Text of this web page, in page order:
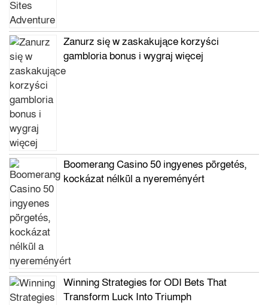
Zanurz się w zaskakujące korzyści
gambloria bonus i wygraj więcej
Boomerang Casino 50 ingyenes pörgetés,
kockázat nélkül a nyereményért
Winning Strategies for ODI Bets That
Transform Luck Into Triumph